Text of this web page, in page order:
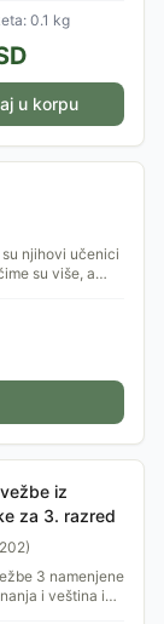
vežbe su u
nastavnim
0.1 kg
u korpu
njihovi učenici
su više, a
iz
za 3. razred
202)
3 namenjene
i veština iz